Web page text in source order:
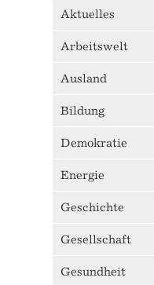
Aktuelles
Arbeitswelt
Ausland
Bildung
Demokratie
Energie
Geschichte
Gesellschaft
Gesundheit